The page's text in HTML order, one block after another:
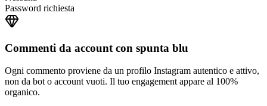
Ogni commento proviene da un profilo Instagram autentico e attivo,
non da bot o account vuoti. Il tuo engagement appare al 100%
organico.